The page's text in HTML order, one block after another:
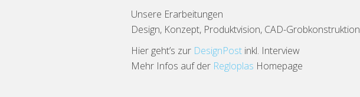
Unsere Erarbeitungen
Design, Konzept, Produktvision, CAD-Grobkonstruktion
Hier geht’s zur DesignPost inkl. Interview
Mehr Infos auf der Regloplas Homepage